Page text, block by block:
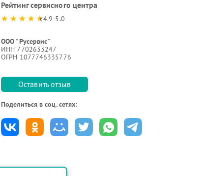
Рейтинг сервисного центра
4.9-5.0
ООО "Русервис"
ИНН 7702633247
ОГРН 1077746335776
Оставить отзыв
Поделиться в соц. сетях: